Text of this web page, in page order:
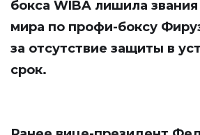
бокса WIBA лишила
мира по профи-боксу
за отсутствие защиты в
срок.